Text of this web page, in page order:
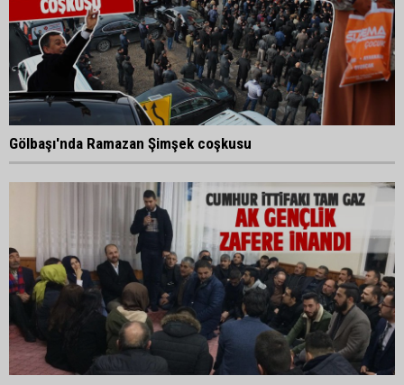
Gölbaşı'nda Ramazan Şimşek coşkusu